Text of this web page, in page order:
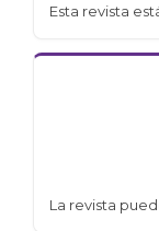
Esta revista
La revista